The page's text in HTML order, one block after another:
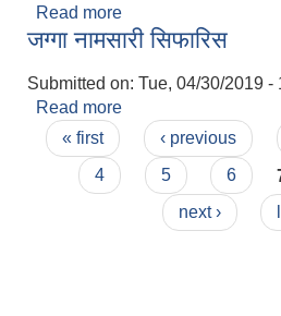
Read more
जग्गा नामसारी सिफारिस
Submitted on: Tue, 04/30/2019 -
Read more
Pages
« first ‹ previous
4
5 6
next ›